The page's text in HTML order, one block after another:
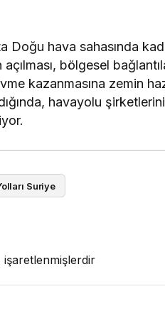
Doğu hava sahasında
açılması, bölgesel
kazanmasına zemin
havayolu
Suriye
işaretlenmişlerdir